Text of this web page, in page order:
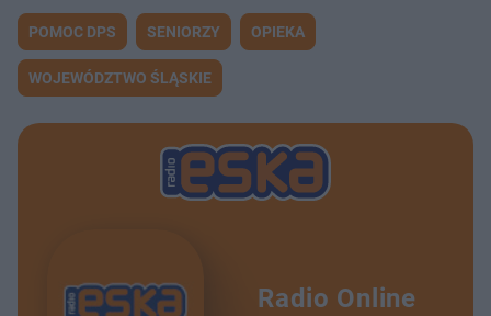
POMOC DPS SENIORZY OPIEKA
WOJEWÓDZTWO ŚLĄSKIE
Radio Online